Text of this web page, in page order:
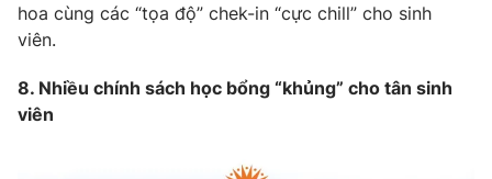
hoa cùng các “tọa độ” chek-in “cực chill” cho sinh
viên.
8. Nhiều chính sách học bổng “khủng” cho tân sinh
viên